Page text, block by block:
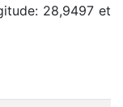
28,9497 et